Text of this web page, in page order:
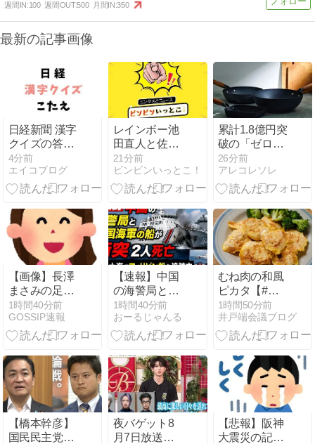
週間IN:100 週間OUT:500 月間IN:350
最新の記事画像
日経新聞 漢字
クイズの答え
【2026年8月7
日】
5分前
エイコブログ
レインボー池
田直人と佐藤
佳奈アナ結
婚！プロフィ
ールと経歴ま
22分前
ビンビンいっとこ！
累計1.8億円突
破の「ゼロフ
ライパン」か
ら待望の中華
鍋と卵焼き器
プロジェクト
で再登場！
26分前
アレコレソレ
【画像】長澤
まさみの足の
裏が美しすぎ
て舐めてみた
い件ｗｗｗｗ
1時間40分前
GOSSIP速報
【速報】中国
の海警局と中
国海軍の船が
衝突2人死亡
南シナ海でフ
追跡中
1時間40分前
おーるじゃんる
むね肉の和風
ピカタ【#簡
単 #時短 #作
り置き #お弁
当 #ヘルシー
アップ #PR】
1時間50分前
井戸端会議ブログ
【橋本幹彦】
国民民主党の
夜バゲット8
月7日放送か
【悲報】阪神
大震災の記憶